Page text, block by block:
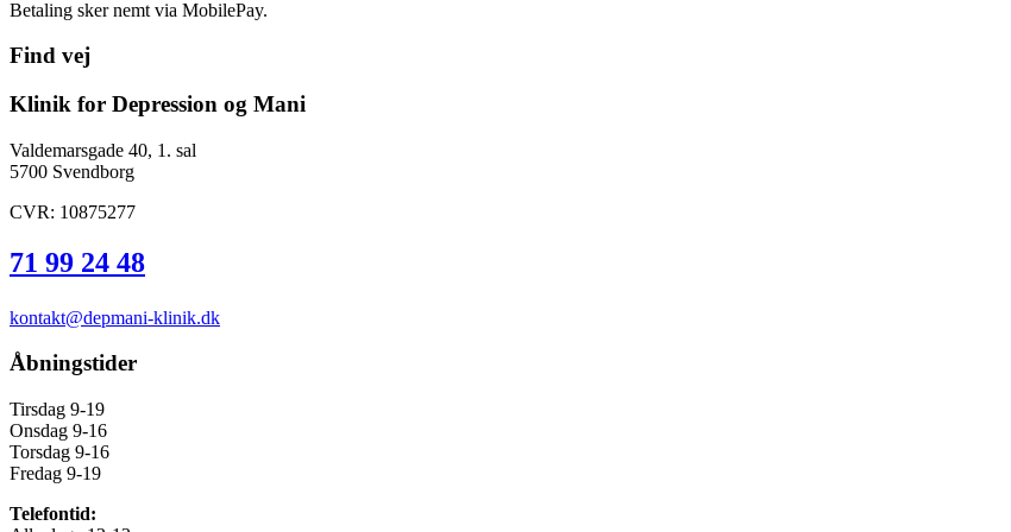
Betaling sker nemt via MobilePay.
Find vej
Klinik for Depression og Mani
Valdemarsgade 40, 1. sal
5700 Svendborg
CVR: 10875277
71 99 24 48
kontakt@depmani-klinik.dk
Åbningstider
Tirsdag 9-19
Onsdag 9-16
Torsdag 9-16
Fredag 9-19
Telefontid: